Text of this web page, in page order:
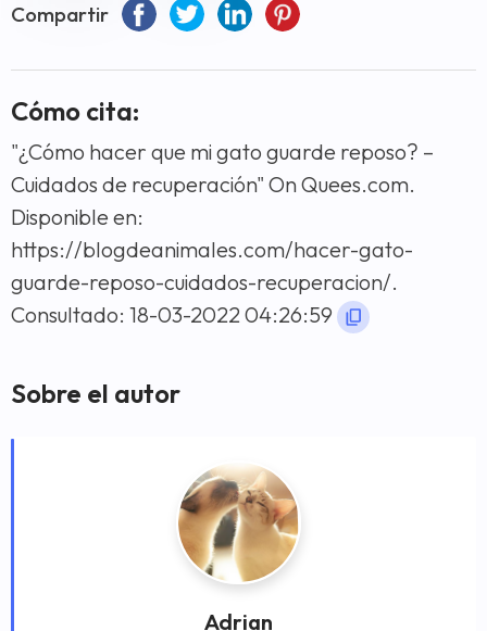
Compartir
Cómo cita:
"¿Cómo hacer que mi gato guarde reposo? –
Cuidados de recuperación" On Quees.com.
Disponible en:
https://blogdeanimales.com/hacer-gato-
guarde-reposo-cuidados-recuperacion/.
Consultado: 18-03-2022 04:26:59
Sobre el autor
Adrian